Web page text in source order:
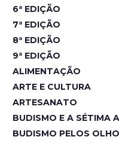
6ª EDIÇÃO
7ª EDIÇÃO
8ª EDIÇÃO
9ª EDIÇÃO
ALIMENTAÇÃO
ARTE E CULTURA
ARTESANATO
BUDISMO E A SÉTIMA
BUDISMO PELOS